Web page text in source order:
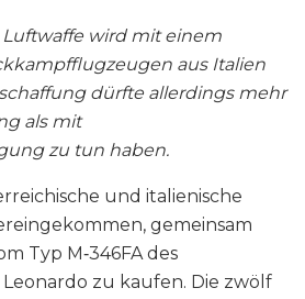
wird mit einem
aus Italien
dürfte allerdings mehr
als mit
zu tun haben.
und italienische
gemeinsam
Typ M‑346FA des
zu kaufen. Die zwölf